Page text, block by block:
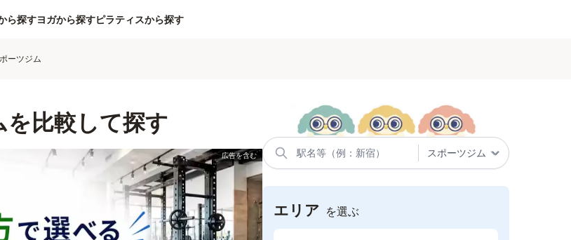
ら探すヨガから探すピラティスから探す
ーツジム
比較して探す
エリア を選ぶ